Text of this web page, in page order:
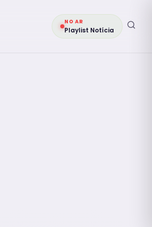
NO AR
Playlist Notícia